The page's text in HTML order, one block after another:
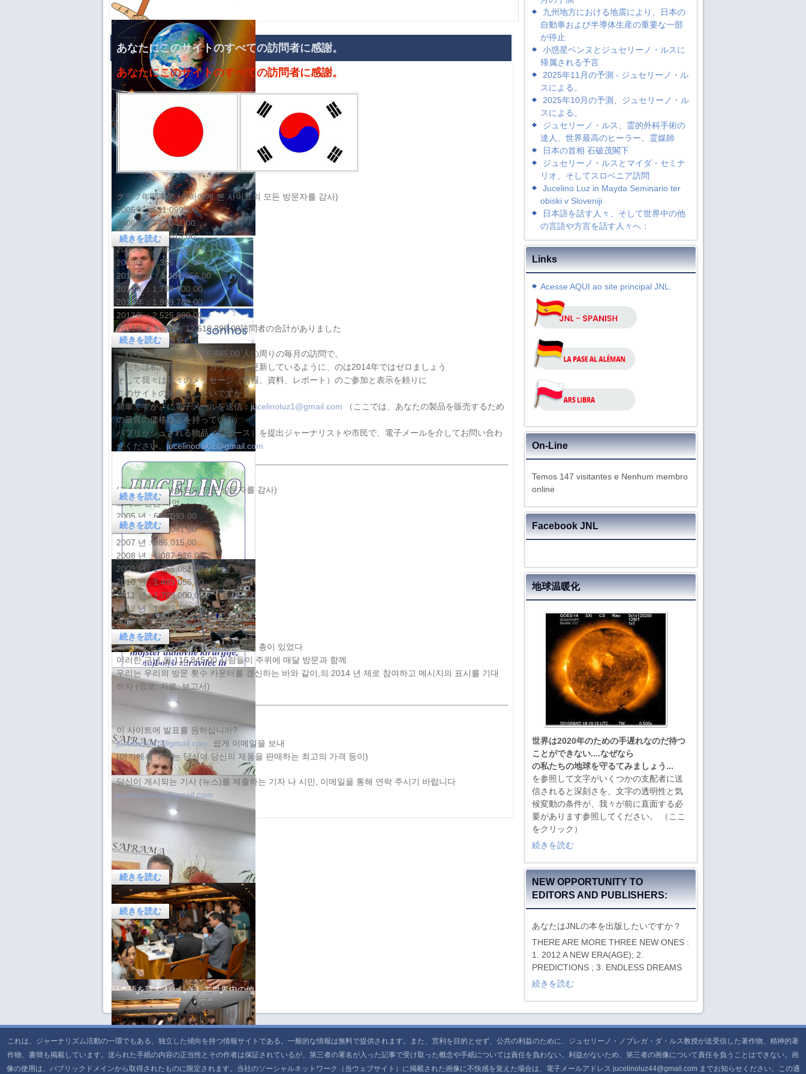
ジュセリーノ・ルスによる 2026 年 8
月の予測
ジュセリーノ・ルスによる 2026 年 8
月の予測
1.8月中、南アジアおよび中東の一部
地域では、安全保障上の懸念が引き続
き高い水準にあると考えられ、都市部
や人の往来が多い地域において、関係
当局による十分な警戒が求め
続きを読む
九州地方における地震により、日本の
自動車および半導体生産の重要な一部
九州地方における地震により、日本の
自動車および半導体生産の重要な一部
が停止
生産停止：マグニチュード7.0の地震
により、インフラへの被害や電力供給
の停止が発生したことを受け、トヨ
タ、ホンダ、ルネサス、TSMCをはじ
めと
続きを読む
小惑星ベンヌとジュセリーノ・ルスに
帰属される予言
小惑星ベンヌとジュセリーノ・ルスに
帰属される予言
ジュセリーノ・ルスに帰属される予言
によれば、小惑星ベンヌは地球との衝
突の可能性を有する天体の一つとし
て、特に注目すべき存在であるとさ
続きを読む
2025年11月の予測 - ジュセリーノ・
ルスによる。
2025年11月の予測 - ジュセリーノ・
ルスによる。
（夢は運命ではない…）
10月6日。
1. ブラジル各地で豪雨と洪水が発生
し、サンパウロやその他の地域では出
血性デング熱、ジカウイルス、チクン
続きを読む
2025年10月の予測、ジュセリーノ・
ルスによる。
2025年10月の予測、ジュセリーノ・
ルスによる。
予測は運命決定論ではありません。
（アグアス・デ・リンドイア、2025
年9月29日）
アフガニスタン北部でのテロにより、
30人以上
続きを読む
ジュセリーノ・ルス、霊的外科手術の
達人、世界最高のヒーラー、霊媒師
ジュセリーノ・ルス、霊的外科手術の
達人、世界最高のヒーラー、霊媒師
ジュセリーノ・ルス、ジャーナリス
ト、精神分析医、先見者、環境保護活
動家、活動家、作家であり、現在、ブ
ラジルおよび世界で最も信頼性の高い
霊媒
続きを読む
日本の首相 石破茂閣下
日本の首相 石破茂閣下
日本の石破茂首相閣下
アグアス・デ・リンドイア、2025年2
月10日
ご健勝のこととお慶び申し上げます。
日本と世界に対する私の懸念をご理解
いただければ幸いです。しかし、地球
の大部分の陸地が気候変動、森林伐
採、
続きを読む
ジュセリーノ・ルスとマイダ・セミナ
リオ、そしてスロベニア訪問
ジュセリーノ・ルスとマイダ・セミナ
リオ、そしてスロベニア訪問
皆様、心から歓迎いたします。
日本語を話す人々、そして世界中の他
の言語や方言を話す人々へ：
日本語を話す人々、そして世界中の他
の言語や方言を話す人々へ：
私たちの霊的な予言やカウンセリング
において、皆様の献身と努力に心から
あなたにこのサイトのすべての訪問者に感謝。
あなたにこのサイトのすべての訪問者に感謝。
グラフ年間事業 (귀하에게 본 사이트의 모든 방문자를 감사)
2005年：631.099 ,00
2006年：776.041,00
2007年：986.015,00
2008年：1.087.526,00
2009年：1.355.082,00
2010年度：1.489.056,00
2011年：1.789.000,00
2012年：1.989.789,00
2013年：2.525.890,00
2013年末までに - 12.619,298,00訪問者の合計がありました
これらの9年間、月額116.845,00 人の周りの毎月の訪問で。
私たちは私たちのヒットカウンタを更新しているように、のは2014年ではゼロましょう
そして我々は我々のメッセージ（情報、資料、レポート）のご参加と表示を頼りに
このサイトの発表をしたいですか？
簡単ですが、に電子メールを送信： jucelinoluz1@gmail.com （ここでは、あなたの製品を販売するため
の最良の価格などを持っている）
パブリッシュされる物品（ニュース）を提出ジャーナリストや市民で、電子メールを介してお問い合わ
せください。jucelinodaluz@gmail.com
(귀하에게 본 사이트의 모든 방문자를 감사)
그래프 연간 사업
2005 년 : 631,099.00
2006 년 : 776,041,00
2007 년 : 986,015,00
2008 년 : 1.087,526,00
2009 년 : 1.355,082,00
2010 년 : 1.489,056,00
2011 년 : 1.789,000,00
2012 년 : 1.989,789,00
2013 년 : 2.525,890,00
2013 년 말 - 12.619,298,00 방문자의 총이 있었다
이러한 구년 월 116,845,00 사람들이 주위에 매달 방문과 함께.
우리는 우리의 방문 횟수 카운터를 갱신하는 바와 같이,의 2014 년 제로 참여하고 메시지의 표시를 기대
하자 (정보, 자료, 보고서)
이 사이트에 발표를 원하십니까?
jucelinoluz1@gmail.com: 쉽게 이메일을 보내
(여기에서 우리는 당신이 당신의 제품을 판매하는 최고의 가격 등이)
당신이 게시되는 기사 (뉴스)를 제출하는 기자 나 시민, 이메일을 통해 연락 주시기 바랍니다
jucelinodaluz@gmail.com
九州地方における地震により、日本の
自動車および半導体生産の重要な一部
が停止
小惑星ベンヌとジュセリーノ・ルスに
帰属される予言
2025年11月の予測 - ジュセリーノ・ル
スによる。
2025年10月の予測、ジュセリーノ・ル
スによる。
ジュセリーノ・ルス、霊的外科手術の
達人、世界最高のヒーラー、霊媒師
日本の首相 石破茂閣下
ジュセリーノ・ルスとマイダ・セミナ
リオ、そしてスロベニア訪問
Jucelino Luz in Mayda Seminario ter
obiski v Sloveniji
日本語を話す人々、そして世界中の他
の言語や方言を話す人々へ：
Links
Acesse AQUI ao site principal JNL.
On-Line
Temos 147 visitantes e Nenhum membro
online
Facebook JNL
地球温暖化
世界は2020年のための手遅れなのだ待つ
ことができない....なぜなら
の私たちの地球を守るてみましょう...
を参照して文字がいくつかの支配者に送
信されると深刻さを、文字の透明性と気
候変動の条件が、我々が前に直面する必
要があります参照してください。 （ここ
をクリック）
続きを読む
NEW OPPORTUNITY TO
EDITORS AND PUBLISHERS:
あなたはJNLの本を出版したいですか？
THERE ARE MORE THREE NEW ONES :
1. 2012 A NEW ERA(AGE); 2.
PREDICTIONS ; 3. ENDLESS DREAMS
続きを読む
これは、ジャーナリズム活動の一環でもある、独立した傾向を持つ情報サイトである。一般的な情報は無料で提供されます。また、営利を目的とせず、公共の利益のために、ジュセリーノ・ノブレガ・ダ・ルス教授が送受信した著作物、精神的著
作物、書簡も掲載しています。送られた手紙の内容の正当性とその作者は保証されているが、第三者の署名が入った記事で受け取った概念や手紙については責任を負わない。利益がないため、第三者の画像について責任を負うことはできない。画
像の使用は、パブリックドメインから取得されたものに限定されます。当社のソーシャルネットワーク（当ウェブサイト）に掲載された画像に不快感を覚えた場合は、電子メールアドレス jucelinoluz44@gmail.com までお知らせください。この通